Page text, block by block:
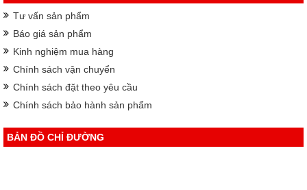
Tư vấn sản phẩm
Báo giá sản phẩm
Kinh nghiệm mua hàng
Chính sách vận chuyển
Chính sách đặt theo yêu cầu
Chính sách bảo hành sản phẩm
BẢN ĐỒ CHỈ ĐƯỜNG